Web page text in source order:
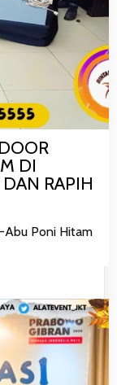
DI
DAN RAPIH
Abu Poni Hitam